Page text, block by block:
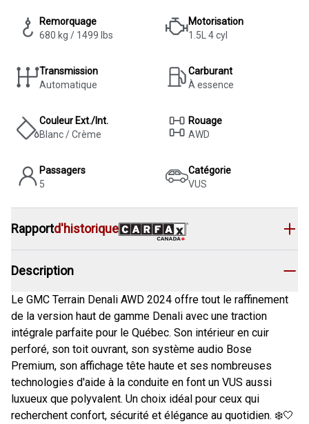
Remorquage
680 kg / 1499 lbs
Motorisation
1.5L 4 cyl
Transmission
Automatique
Carburant
À essence
Couleur Ext./Int.
Blanc / Crème
Rouage
AWD
Passagers
5
Catégorie
VUS
Rapportd'historique
Description
Le GMC Terrain Denali AWD 2024 offre tout le raffinement
de la version haut de gamme Denali avec une traction
intégrale parfaite pour le Québec. Son intérieur en cuir
perforé, son toit ouvrant, son système audio Bose
Premium, son affichage tête haute et ses nombreuses
technologies d'aide à la conduite en font un VUS aussi
luxueux que polyvalent. Un choix idéal pour ceux qui
recherchent confort, sécurité et élégance au quotidien. ❄️🤍